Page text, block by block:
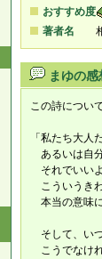
おすすめ度
著者名
まゆの感
この詩につい
「私たち大人
あるいは自
それでいい
こういうき
本当の意味
そして、い
こうでなけ